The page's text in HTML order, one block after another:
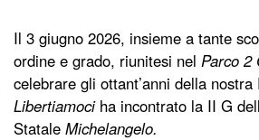
Il 3 giugno 2026, insieme a tante
ordine e grado, riunitesi nel Parco 2
celebrare gli ottant’anni della nostra
Libertiamoci ha incontrato la II G
Statale Michelangelo.